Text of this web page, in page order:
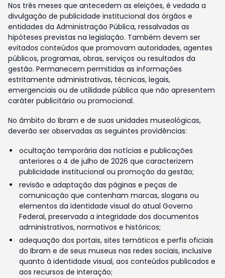
Nos três meses que antecedem as eleições, é vedada a
divulgação de publicidade institucional dos órgãos e
entidades da Administração Pública, ressalvadas as
hipóteses previstas na legislação. Também devem ser
evitados conteúdos que promovam autoridades, agentes
públicos, programas, obras, serviços ou resultados da
gestão. Permanecem permitidas as informações
estritamente administrativas, técnicas, legais,
emergenciais ou de utilidade pública que não apresentem
caráter publicitário ou promocional.
No âmbito do Ibram e de suas unidades museológicas,
deverão ser observadas as seguintes providências:
ocultação temporária das notícias e publicações
anteriores a 4 de julho de 2026 que caracterizem
publicidade institucional ou promoção da gestão;
revisão e adaptação das páginas e peças de
comunicação que contenham marcas, slogans ou
elementos da identidade visual do atual Governo
Federal, preservada a integridade dos documentos
administrativos, normativos e históricos;
adequação dos portais, sites temáticos e perfis oficiais
do Ibram e de seus museus nas redes sociais, inclusive
quanto à identidade visual, aos conteúdos publicados e
aos recursos de interação;